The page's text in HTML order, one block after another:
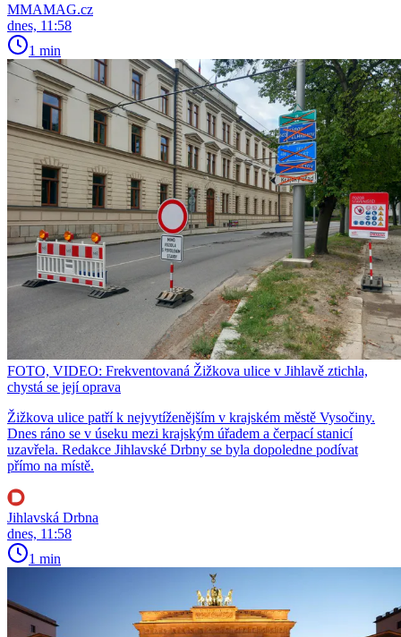
MMAMAG.cz
dnes, 11:58
1 min
FOTO, VIDEO: Frekventovaná Žižkova ulice v Jihlavě ztichla,
chystá se její oprava
Žižkova ulice patří k nejvytíženějším v krajském městě Vysočiny.
Dnes ráno se v úseku mezi krajským úřadem a čerpací stanicí
uzavřela. Redakce Jihlavské Drbny se byla dopoledne podívat
přímo na místě.
Jihlavská Drbna
dnes, 11:58
1 min